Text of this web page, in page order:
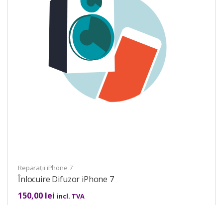
Reparații iPhone 7
Înlocuire Difuzor iPhone 7
150,00 lei incl. TVA